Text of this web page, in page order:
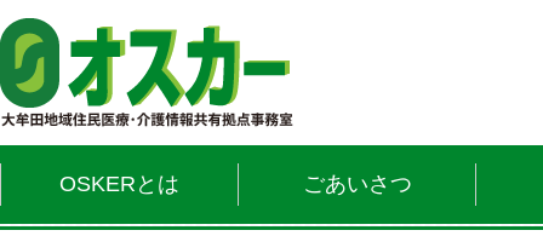
OSKERとは ごあいさつ